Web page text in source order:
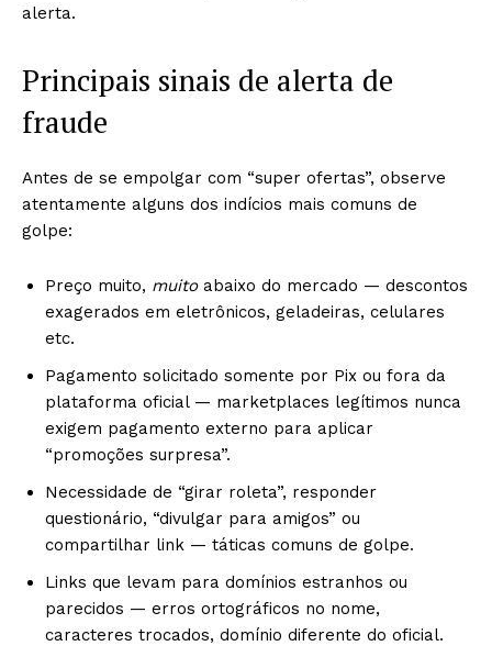
alerta.
Principais sinais de alerta de
fraude
Antes de se empolgar com “super ofertas”, observe
atentamente alguns dos indícios mais comuns de
golpe:
Preço muito, muitoabaixo do mercado — descontos
exagerados em eletrônicos, geladeiras, celulares
etc.
Pagamento solicitado somente por Pix ou fora da
plataforma oficial — marketplaces legítimos nunca
exigem pagamento externo para aplicar
“promoções surpresa”.
Necessidade de “girar roleta”, responder
questionário, “divulgar para amigos” ou
compartilhar link — táticas comuns de golpe.
Links que levam para domínios estranhos ou
parecidos — erros ortográficos no nome,
caracteres trocados, domínio diferente do oficial.